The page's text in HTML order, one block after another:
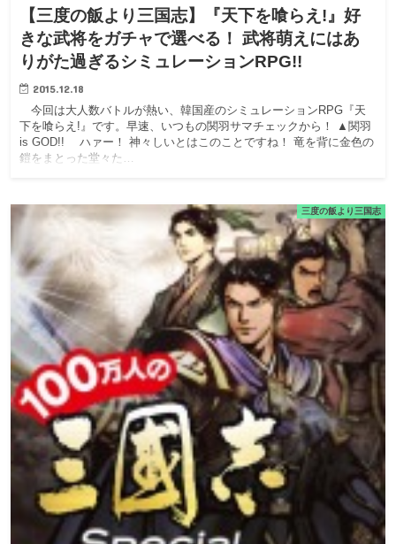
【三度の飯より三国志】『天下を喰らえ!』好
きな武将をガチャで選べる！ 武将萌えにはあ
りがた過ぎるシミュレーションRPG!!
2015.12.18
今回は大人数バトルが熱い、韓国産のシミュレーションRPG『天
下を喰らえ!』です。早速、いつもの関羽サマチェックから！ ▲関羽
is GOD!! ハァー！ 神々しいとはこのことですね！ 竜を背に金色の
鎧をまとった堂々た…
三度の飯より三国志